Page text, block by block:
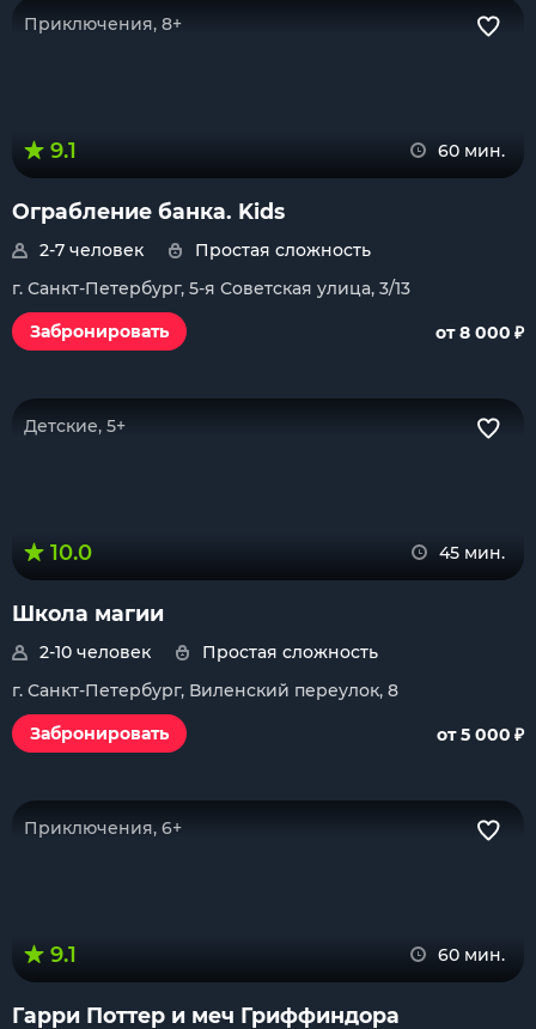
Приключения, 8+
9.1 60 мин.
Ограбление банка. Kids
2-7 человек
Простая сложность
г. Санкт-Петербург, 5-я Советская улица, 3/13
Забронировать
от 8 000 ₽
Детские, 5+
10.0 45 мин.
Школа магии
2-10 человек
Простая сложность
г. Санкт-Петербург, Виленский переулок, 8
Забронировать
от 5 000 ₽
Приключения, 6+
9.1 60 мин.
Гарри Поттер и меч Гриффиндора